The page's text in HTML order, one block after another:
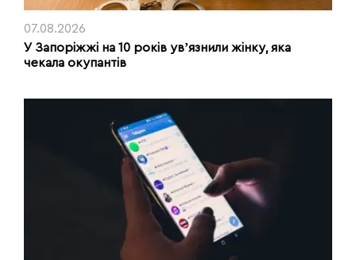
07.08.2026
У Запоріжжі на 10 років увʼязнили жінку, яка
чекала окупантів